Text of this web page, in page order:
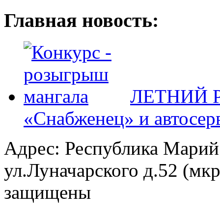
Главная новость:
ЛЕТНИЙ
«Снабженец» и
Адрес: Республика
ул.Луначарского д.52
защищены